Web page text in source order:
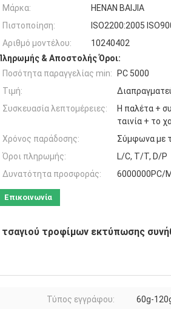
Μάρκα:
HENAN BAIJIA
Πιστοποίηση:
ISO2200:2005
Αριθμό μοντέλου:
10240402
& Αποστολής Όροι:
Ποσότητα παραγγελίας min: PC 5000
Τιμή:
Συσκευασία λεπτομέρειες:
Η παλέτα +
ταινία + το
Χρόνος παράδοσης:
Σύμφωνα με
Όροι πληρωμής:
L/C, T/T, D/P
Δυνατότητα προσφοράς:
6000000PC/
Επικοινωνία
τροφίμων εκτύπωσης
Τύπος εγγράφου: 60g-